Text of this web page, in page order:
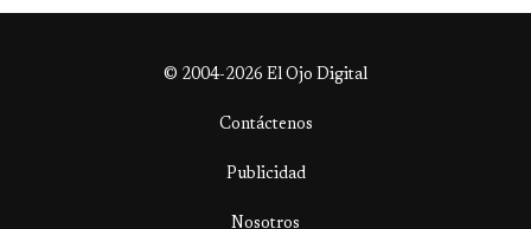
© 2004-2026 El Ojo Digital
Contáctenos
Publicidad
Nosotros